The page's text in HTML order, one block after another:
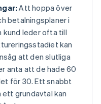
Att hoppa över
betalningsplaner i
kund leder ofta till
kan
att den slutliga
anta att de hade 60
för 30. Ett snabbt
grundavtal kan